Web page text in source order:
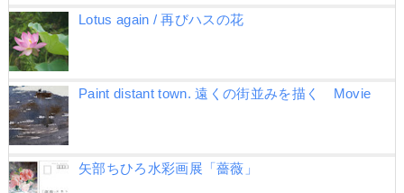
Lotus again / 再びハスの花
Paint distant town. 遠くの街並みを描く Movie
矢部ちひろ水彩画展「薔薇」